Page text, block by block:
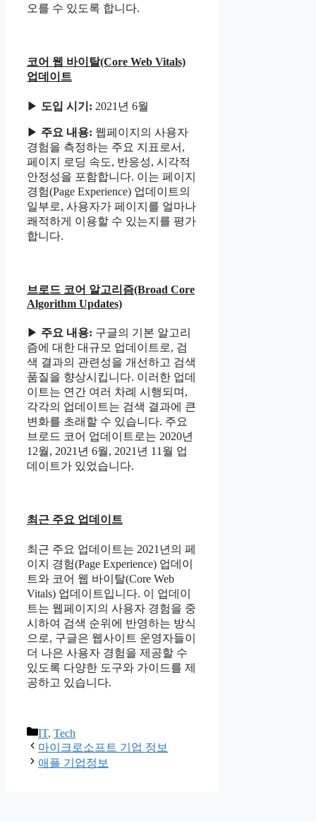
오를 수 있도록 합니다.
코어 웹 바이탈(Core Web Vitals)
업데이트
▶ 도입 시기: 2021년 6월
▶ 주요 내용: 웹페이지의 사용자
경험을 측정하는 주요 지표로서,
페이지 로딩 속도, 반응성, 시각적
안정성을 포함합니다. 이는 페이지
경험(Page Experience) 업데이트의
일부로, 사용자가 페이지를 얼마나
쾌적하게 이용할 수 있는지를 평가
합니다.
브로드 코어 알고리즘(Broad Core
Algorithm Updates)
▶ 주요 내용: 구글의 기본 알고리
즘에 대한 대규모 업데이트로, 검
색 결과의 관련성을 개선하고 검색
품질을 향상시킵니다. 이러한 업데
이트는 연간 여러 차례 시행되며,
각각의 업데이트는 검색 결과에 큰
변화를 초래할 수 있습니다. 주요
브로드 코어 업데이트로는 2020년
12월, 2021년 6월, 2021년 11월 업
데이트가 있었습니다.
최근 주요 업데이트
최근 주요 업데이트는 2021년의 페
이지 경험(Page Experience) 업데이
트와 코어 웹 바이탈(Core Web
Vitals) 업데이트입니다. 이 업데이
트는 웹페이지의 사용자 경험을 중
시하여 검색 순위에 반영하는 방식
으로, 구글은 웹사이트 운영자들이
더 나은 사용자 경험을 제공할 수
있도록 다양한 도구와 가이드를 제
공하고 있습니다.
카
테
고
IT, Tech
마이크로소프트 기업 정보
애플 기업정보